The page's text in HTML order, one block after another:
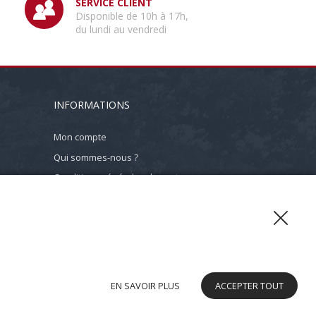
Disponible de 10h à 17h,
du lundi au vendredi
INFORMATIONS
Mon compte
Qui sommes-nous ?
Conditions générales de ventes
EN SAVOIR PLUS ACCEPTER TOUT